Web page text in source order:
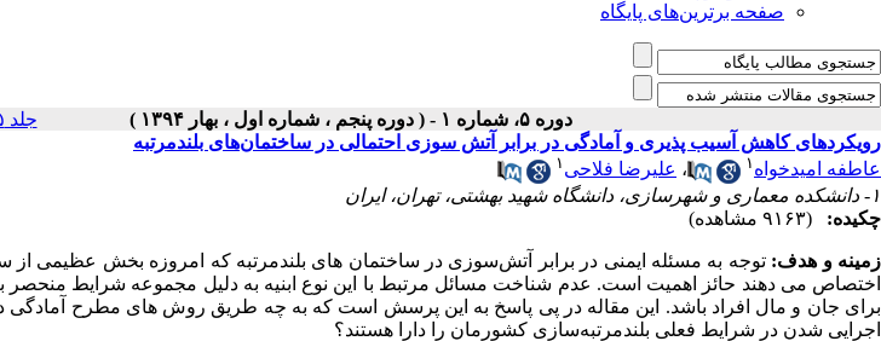
صفحه برترین‌های پایگاه
دوره ۵، شماره ۱ - ( دوره پنجم ، شماره اول ، بهار ۱۳۹۴ ) جلد ۵ شماره ۱ صفحات ۵۷-۴۳
رویکردهای کاهش آسیب پذیری و آمادگی در برابر آتش سوزی احتمالی در ساختمان‌های بلندمرتبه
عاطفه امیدخواه ۱ ، علیرضا فلاحی ۱
۱- دانشکده معماری و شهرسازی، دانشگاه شهید بهشتی، تهران، ایران
چکیده:
(۹۱۶۳ مشاهده)
زمینه و هدف:توجه به مسئله ایمنی در برابر آتش‌سوزی در ساختمان های بلندمرتبه که امروزه بخش عظیمی
اختصاص می دهند حائز اهمیت است. عدم شناخت مسائل مرتبط با این نوع ابنیه به دلیل مجموعه شرایط منحصر
برای جان و مال افراد باشد. این مقاله در پی پاسخ به این پرسش است که به چه طریق روش های مطرح آمادگی
اجرایی شدن در شرایط فعلی بلندمرتبه‌سازی کشورمان را دارا هستند؟